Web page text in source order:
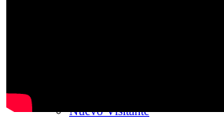
Nuevo Visitante